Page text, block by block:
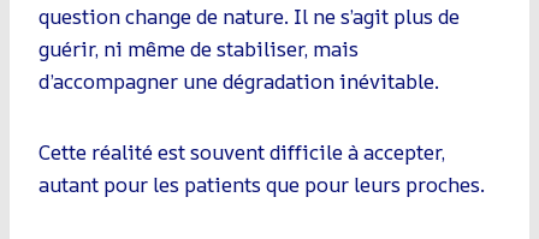
question change de nature. Il ne s’agit plus de
guérir, ni même de stabiliser, mais
d’accompagner une dégradation inévitable.
Cette réalité est souvent difficile à accepter,
autant pour les patients que pour leurs proches.